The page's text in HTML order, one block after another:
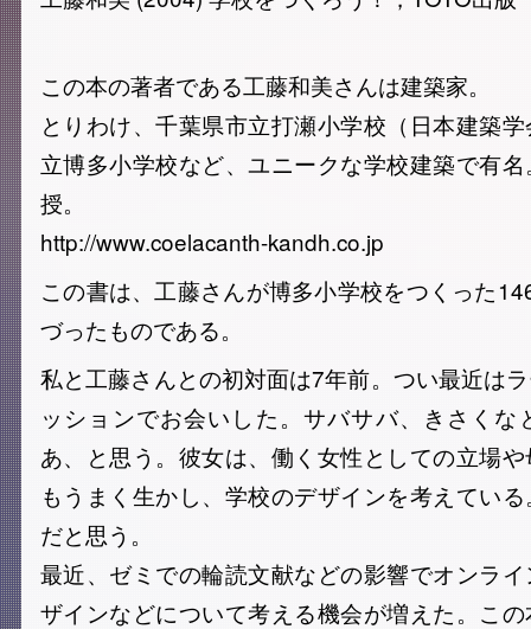
この本の著者である工藤和美さんは建築家。
とりわけ、千葉県市立打瀬小学校（日本建築
立博多小学校など、ユニークな学校建築で有
授。
http://www.coelacanth-kandh.co.jp
この書は、工藤さんが博多小学校をつくった
づったものである。
私と工藤さんとの初対面は7年前。つい最近は
ッションでお会いした。サバサバ、きさくな
あ、と思う。彼女は、働く女性としての立場
もうまく生かし、学校のデザインを考えてい
だと思う。
最近、ゼミでの輪読文献などの影響でオンラ
ザインなどについて考える機会が増えた。こ